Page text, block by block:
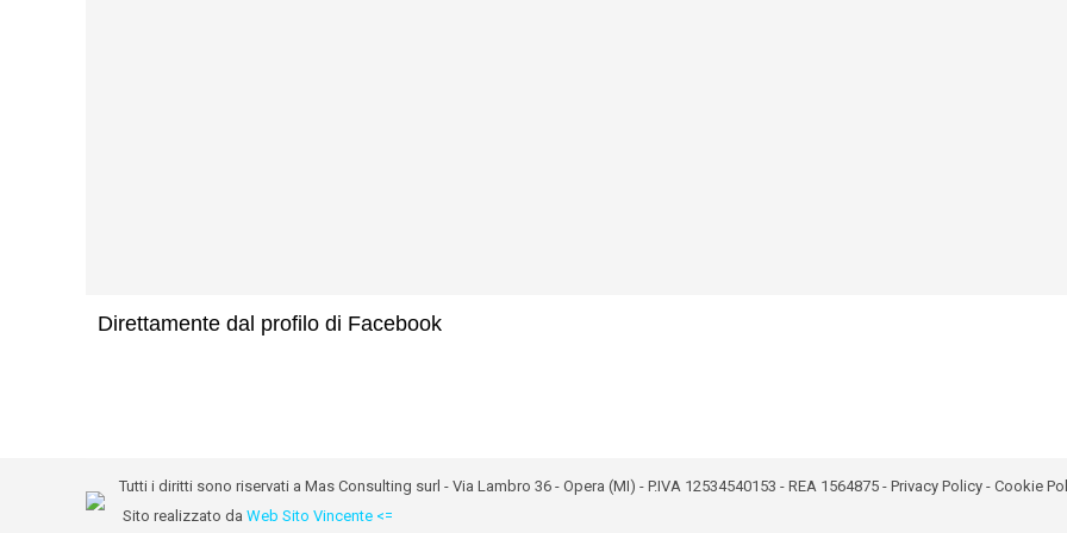
Direttamente dal profilo di Facebook
Tutti i diritti sono riservati a Mas Consulting surl - Via Lambro 36 - Opera (MI) - P.IVA 12534540153 - REA 1564875 - Privacy Policy - Cookie
Sito realizzato da Web Sito Vincente <=